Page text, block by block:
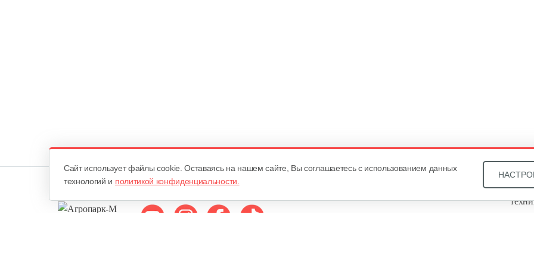
Cайт использует файлы cookie. Оставаясь на нашем сайте, Вы соглашаетесь с использованием данных
технологий и политикой конфиденциальности.